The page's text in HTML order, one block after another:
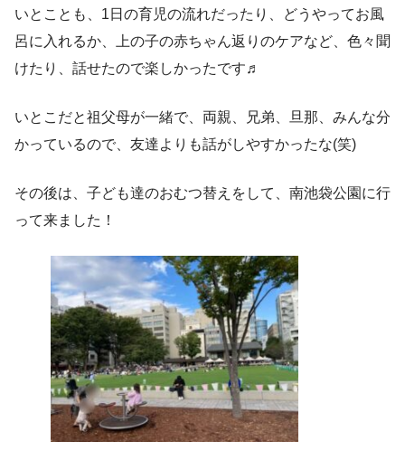
いとことも、1日の育児の流れだったり、どうやってお風
呂に入れるか、上の子の赤ちゃん返りのケアなど、色々聞
けたり、話せたので楽しかったです♬
いとこだと祖父母が一緒で、両親、兄弟、旦那、みんな分
かっているので、友達よりも話がしやすかったな(笑)
その後は、子ども達のおむつ替えをして、南池袋公園に行
って来ました！